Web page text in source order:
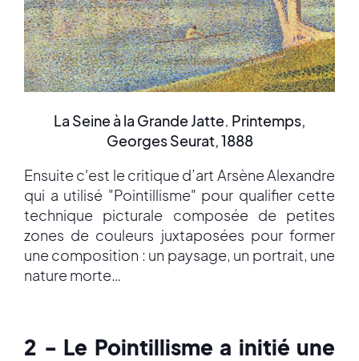
La Seine à la Grande Jatte. Printemps,
Georges Seurat, 1888
Ensuite c'est le critique d’art Arsène Alexandre
qui a utilisé "Pointillisme" pour qualifier cette
technique picturale composée de petites
zones de couleurs juxtaposées pour former
une composition : un paysage, un portrait, une
nature morte…
2 - Le Pointillisme a initié une